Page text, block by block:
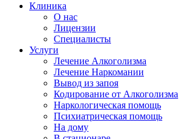
Клиника
О нас
Лицензии
Специалисты
Услуги
Лечение Алкоголизма
Лечение Наркомании
Вывод из запоя
Кодирование от Алкоголизма
Наркологическая помощь
Психиатрическая помощь
На дому